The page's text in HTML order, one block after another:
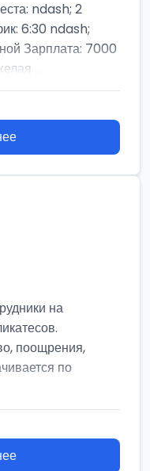
ndash; 2
6:30 ndash;
Зарплата: 7000
...
на
поощрения,
по